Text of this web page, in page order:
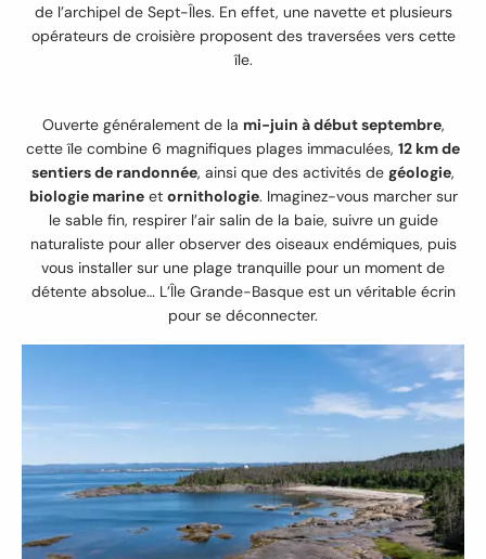
de l’archipel de Sept-Îles. En effet, une navette et plusieurs
opérateurs de croisière proposent des traversées vers cette
île.
Ouverte généralement de la mi-juin à début septembre,
cette île combine 6 magnifiques plages immaculées, 12 km de
sentiers de randonnée, ainsi que des activités de géologie,
biologie marineet ornithologie. Imaginez-vous marcher sur
le sable fin, respirer l’air salin de la baie, suivre un guide
naturaliste pour aller observer des oiseaux endémiques, puis
vous installer sur une plage tranquille pour un moment de
détente absolue… L’Île Grande-Basque est un véritable écrin
pour se déconnecter.